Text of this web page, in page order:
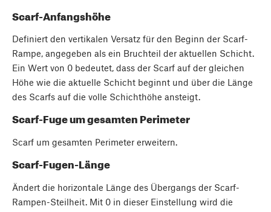
Scarf-Anfangshöhe
Definiert den vertikalen Versatz für den Beginn der Scarf-
Rampe, angegeben als ein Bruchteil der aktuellen Schicht.
Ein Wert von 0 bedeutet, dass der Scarf auf der gleichen
Höhe wie die aktuelle Schicht beginnt und über die Länge
des Scarfs auf die volle Schichthöhe ansteigt.
Scarf-Fuge um gesamten Perimeter
Scarf um gesamten Perimeter erweitern.
Scarf-Fugen-Länge
Ändert die horizontale Länge des Übergangs der Scarf-
Rampen-Steilheit. Mit 0 in dieser Einstellung wird die